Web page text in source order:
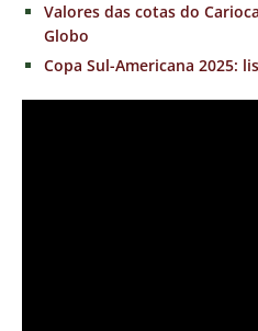
Valores das cotas do
Globo
Copa Sul-Americana 2025: